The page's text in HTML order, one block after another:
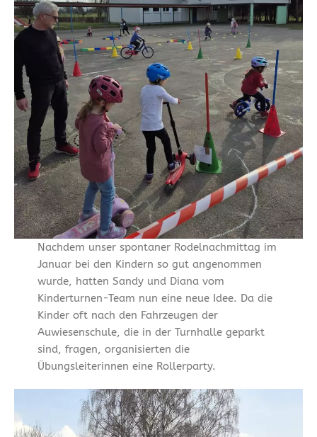
Nachdem unser spontaner Rodelnachmittag im
Januar bei den Kindern so gut angenommen
wurde, hatten Sandy und Diana vom
Kinderturnen-Team nun eine neue Idee. Da die
Kinder oft nach den Fahrzeugen der
Auwiesenschule, die in der Turnhalle geparkt
sind, fragen, organisierten die
Übungsleiterinnen eine Rollerparty.